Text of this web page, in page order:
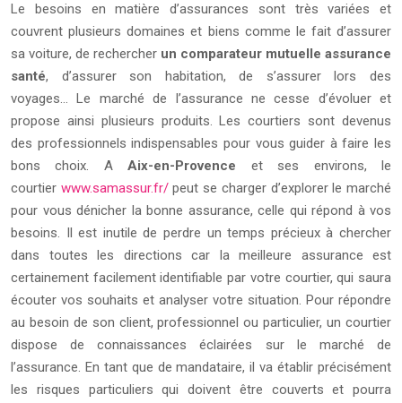
Le besoins en matière d’assurances sont très variées et
couvrent plusieurs domaines et biens comme le fait d’assurer
sa voiture, de rechercher un comparateur mutuelle assurance
santé, d’assurer son habitation, de s’assurer lors des
voyages… Le marché de l’assurance ne cesse d’évoluer et
propose ainsi plusieurs produits. Les courtiers sont devenus
des professionnels indispensables pour vous guider à faire les
bons choix. AAix-en-Provence et ses environs, le
courtier www.samassur.fr/peut se charger d’explorer le marché
pour vous dénicher la bonne assurance, celle qui répond à vos
besoins. Il est inutile de perdre un temps précieux à chercher
dans toutes les directions car la meilleure assurance est
certainement facilement identifiable par votre courtier, qui saura
écouter vos souhaits et analyser votre situation. Pour répondre
au besoin de son client, professionnel ou particulier, un courtier
dispose de connaissances éclairées sur le marché de
l’assurance. En tant que de mandataire, il va établir précisément
les risques particuliers qui doivent être couverts et pourra